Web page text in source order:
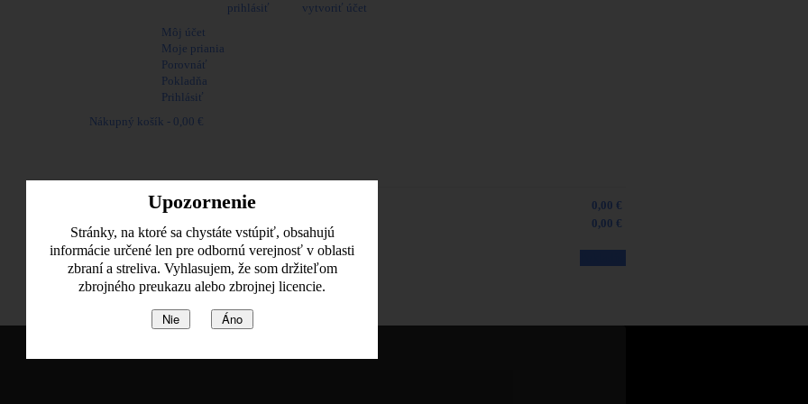
Upozornenie
Stránky, na ktoré sa chystáte vstúpiť, obsahujú
informácie určené len pre odbornú verejnosť v oblasti
zbraní a streliva. Vyhlasujem, že som držiteľom
zbrojného preukazu alebo zbrojnej licencie.
Nie Áno
prihlásiť
vytvoriť účet
Môj účet
Moje priania
Porovnáť
Pokladňa
Prihlásiť
Nákupný košík - 0,00 €
0,00 €
0,00 €
Spolu
Pozrieť košik
Hľadať